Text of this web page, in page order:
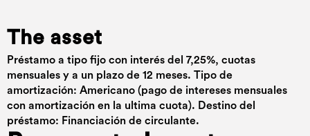
The asset
Préstamo a tipo fijo con interés del 7,25%, cuotas
mensuales y a un plazo de 12 meses. Tipo de
amortización: Americano (pago de intereses mensuales
con amortización en la ultima cuota). Destino del
préstamo: Financiación de circulante.